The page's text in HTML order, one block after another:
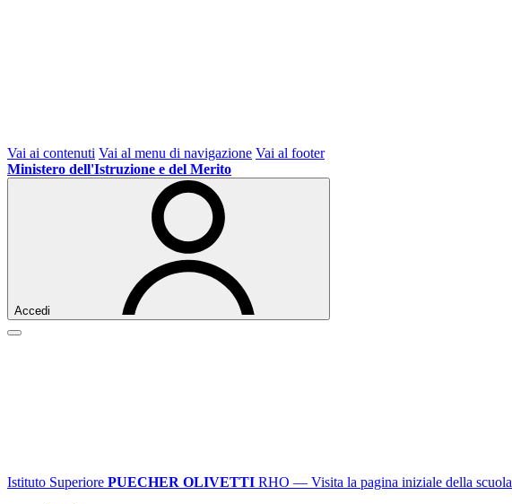
Vai ai contenuti Vai al menu di navigazione Vai al footer
Ministero dell'Istruzione e del Merito
Accedi
Istituto Superiore PUECHER OLIVETTI RHO — Visita la pagina iniziale della scuola